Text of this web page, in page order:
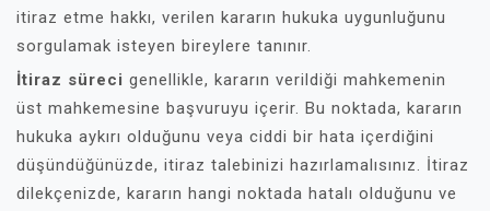
itiraz etme hakkı, verilen kararın hukuka uygunluğunu
sorgulamak isteyen bireylere tanınır.
İtiraz süreci genellikle, kararın verildiği mahkemenin
üst mahkemesine başvuruyu içerir. Bu noktada, kararın
hukuka aykırı olduğunu veya ciddi bir hata içerdiğini
düşündüğünüzde, itiraz talebinizi hazırlamalısınız. İtiraz
dilekçenizde, kararın hangi noktada hatalı olduğunu ve